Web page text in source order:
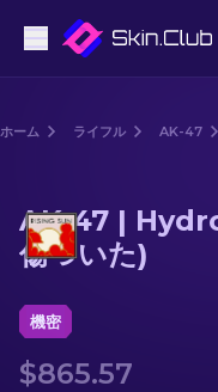
ライフル
ホーム ライフル AK-47
Media of AK-47 |
AK-47 |
傷ついた)
機密
$865.57